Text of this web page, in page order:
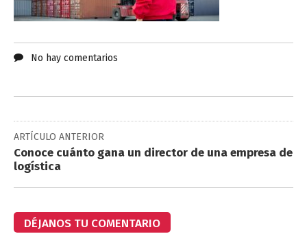
No hay comentarios
ARTÍCULO ANTERIOR
Conoce cuánto gana un director de una empresa de
logística
DÉJANOS TU COMENTARIO